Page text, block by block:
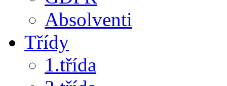
Absolventi
Třídy
1.třída